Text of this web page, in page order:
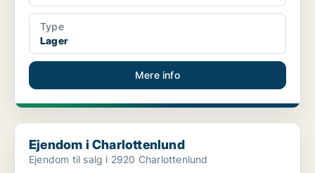
Type
Lager
Mere info
Ejendom i Charlottenlund
Ejendom i Charlottenlund
Ejendom til salg i 2920 Charlottenlund